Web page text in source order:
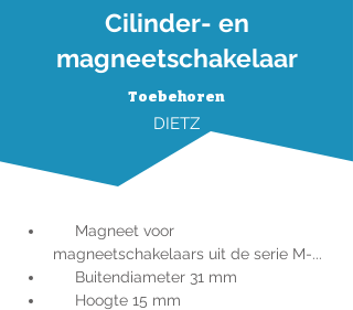
Cilinder- en
magneetschakelaar
Toebehoren
DIETZ
magneetschakelaars uit de serie M-...
     Buitendiameter 31 mm
     Hoogte 15 mm